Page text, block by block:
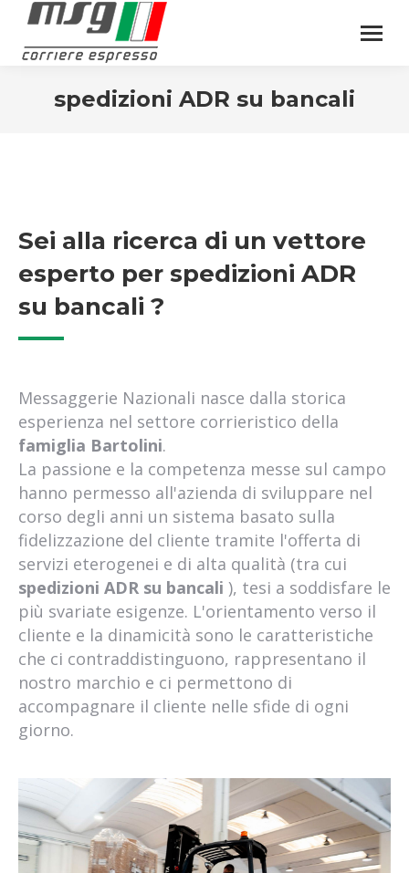
spedizioni ADR su bancali
Sei alla ricerca di un vettore
esperto per spedizioni ADR
su bancali ?
Messaggerie Nazionali nasce dalla storica
esperienza nel settore corrieristico della
famiglia Bartolini.
La passione e la competenza messe sul campo
hanno permesso all'azienda di sviluppare nel
corso degli anni un sistema basato sulla
fidelizzazione del cliente tramite l'offerta di
servizi eterogenei e di alta qualità (tra cui
spedizioni ADR su bancali ), tesi a soddisfare le
più svariate esigenze. L'orientamento verso il
cliente e la dinamicità sono le caratteristiche
che ci contraddistinguono, rappresentano il
nostro marchio e ci permettono di
accompagnare il cliente nelle sfide di ogni
giorno.